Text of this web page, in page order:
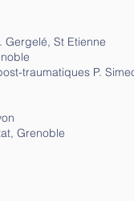
Gergelé, St Etienne
traumatiques P.
Grenoble